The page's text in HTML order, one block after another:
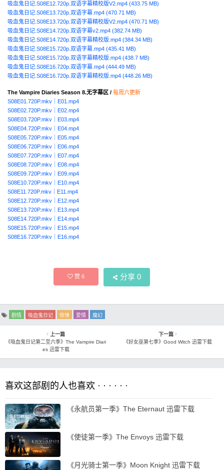
吸血鬼日记.S08E12.720p.双语字幕精校版V2.mp4 (433.75 MB)
吸血鬼日记.S08E13.720p.双语字幕.mp4 (470.71 MB)
吸血鬼日记.S08E13.720p.双语字幕精校版V2.mp4 (470.71 MB)
吸血鬼日记.S08E14.720p.双语字幕v2.mp4 (382.74 MB)
吸血鬼日记.S08E14.720p.双语字幕精校版.mp4 (384.34 MB)
吸血鬼日记.S08E15.720p.双语字幕.mp4 (435.41 MB)
吸血鬼日记.S08E15.720p.双语字幕精校版.mp4 (438.7 MB)
吸血鬼日记.S08E16.720p.双语字幕.mp4 (444.49 MB)
吸血鬼日记.S08E16.720p.双语字幕精校版.mp4 (448.26 MB)
The Vampire Diaries Season 8.无字幕区 / 每周六更新
S08E01.720P.mkv
E01.mp4
S08E02.720P.mkv
E02.mp4
S08E03.720P.mkv
E03.mp4
S08E04.720P.mkv
E04.mp4
S08E05.720P.mkv
E05.mp4
S08E06.720P.mkv
E06.mp4
S08E07.720P.mkv
E07.mp4
S08E08.720P.mkv
E08.mp4
S08E09.720P.mkv
E09.mp4
S08E10.720P.mkv
E10.mp4
S08E11.720P.mkv
E11.mp4
S08E12.720P.mkv
E12.mp4
S08E13.720P.mkv
E13.mp4
S08E14.720P.mkv
E14.mp4
S08E15.720P.mkv
E15.mp4
S08E16.720P.mkv
E16.mp4
赞6 分享 0
剧情 吸血鬼日记 惊悚 爱情 魔幻
上一篇
《吸血鬼日记第二至六季》The Vampire Diari
es 迅雷下载
下一篇
《好女巫第七季》Good Witch 迅雷下载
喜欢这部剧的人也喜欢 · · · · · ·
《永航员第一季》The Eternaut 迅雷下载
《使徒第一季》The Envoys 迅雷下载
《月光骑士第一季》Moon Knight 迅雷下载